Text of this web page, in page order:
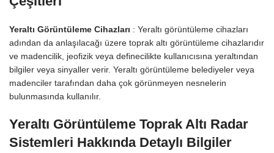
Yeraltı Görüntüleme Cihazları : Yeraltı görüntüleme cihazları
adından da anlaşılacağı üzere toprak altı görüntüleme cihazlarıdır
ve madencilik, jeofizik veya definecilikte kullanıcısına yeraltından
bilgiler veya sinyaller verir. Yeraltı görüntüleme belediyeler veya
madenciler tarafından daha çok görünmeyen nesnelerin
bulunmasında kullanılır.
Yeraltı Görüntüleme Toprak Altı Radar
Sistemleri Hakkında Detaylı Bilgiler